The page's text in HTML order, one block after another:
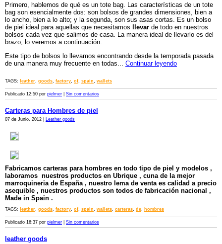
Primero, hablemos de qué es un tote bag. Las características de un tote
bag son esencialmente dos: son bolsos de grandes dimensiones, bien a
lo ancho, bien a lo alto; y la segunda, son sus asas cortas. Es un bolso
de piel ideal para aquellas que necesitamos
llevar de todo en nuestros
bolsos cada vez que salimos de casa. La manera ideal de llevarlo es del
brazo, lo veremos a continuación.
Este tipo de bolsos lo llevamos encontrando desde la temporada pasada
de una manera muy frecuente en todas... Continuar leyendo
TAGS: leather goods factory of spain wallets
Publicado 12:50 por pielmer Sin comentarios
Carteras para Hombres de piel
07 de Junio, 2012 | Leather goods
Fabricamos carteras para hombres en todo tipo de piel y modelos ,
laboramos nuestros productos en Ubrique , cuna de la mejor
marroquineria de España , nuestro lema de venta es calidad a precio
asequible , nuestros productos son todos de fabricación nacional ,
Made in Spain .
TAGS: leather goods factory of spain wallets carteras de hombres
Publicado 16:37 por pielmer Sin comentarios
leather goods